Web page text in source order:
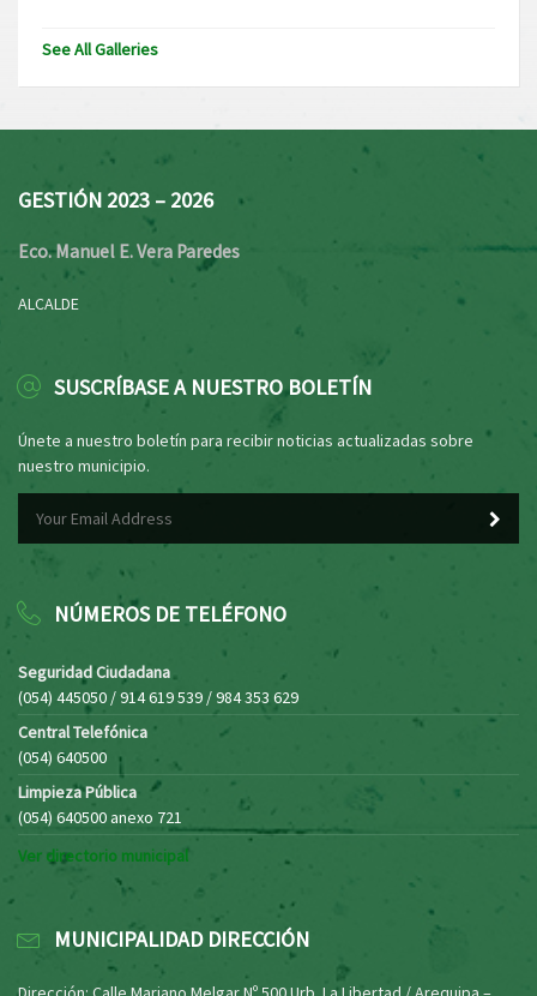
See All Galleries
GESTIÓN 2023 – 2026
Eco. Manuel E. Vera Paredes
ALCALDE
SUSCRÍBASE A NUESTRO BOLETÍN
Únete a nuestro boletín para recibir noticias actualizadas sobre
nuestro municipio.
NÚMEROS DE TELÉFONO
Seguridad Ciudadana
(054) 445050 / 914 619 539 / 984 353 629
Central Telefónica
(054) 640500
Limpieza Pública
(054) 640500 anexo 721
Ver directorio municipal
MUNICIPALIDAD DIRECCIÓN